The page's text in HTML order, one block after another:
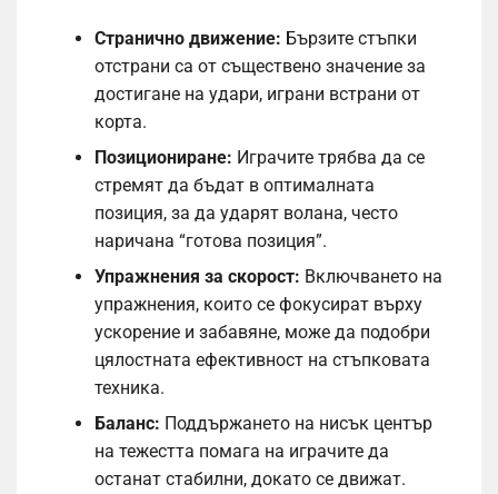
Странично движение: Бързите стъпки
отстрани са от съществено значение за
достигане на удари, играни встрани от
корта.
Позициониране: Играчите трябва да се
стремят да бъдат в оптималната
позиция, за да ударят волана, често
наричана “готова позиция”.
Упражнения за скорост: Включването на
упражнения, които се фокусират върху
ускорение и забавяне, може да подобри
цялостната ефективност на стъпковата
техника.
Баланс: Поддържането на нисък център
на тежестта помага на играчите да
останат стабилни, докато се движат.